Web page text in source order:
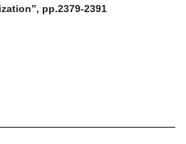
pp.2379-2391